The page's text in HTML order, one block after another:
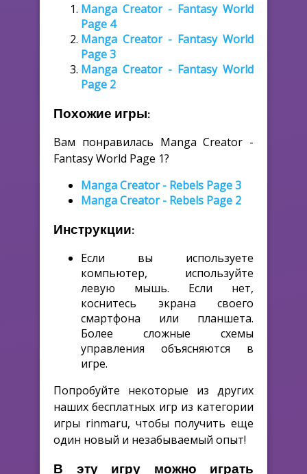
Manga Creator - Fantasy World
Page 4
Manga Creator - Fantasy World
Page 3
Manga Creator - Fantasy World
Page 2
Похожие игры:
Вам понравилась Manga Creator -
Fantasy World Page 1?
Manga Creator - Rebels Page 3
Manga Creator - Rebels Page 2
Инструкции:
Если вы используете
компьютер, используйте
левую мышь. Если нет,
коснитесь экрана своего
смартфона или планшета.
Более сложные схемы
управления объясняются в
игре.
Попробуйте некоторые из других
наших бесплатных игр из категории
игры rinmaru, чтобы получить еще
один новый и незабываемый опыт!
В эту игру можно играть